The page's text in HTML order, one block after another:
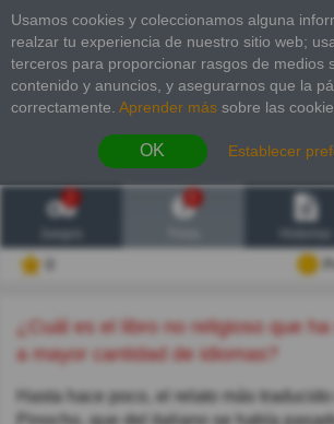
Usamos cookies y coleccionamos alguna
realzar tu experiencia de nuestro sitio web;
terceros para proporcionar rasgos de medios
contenido y anuncios, y asegurarnos que la
correctamente. Aprender más sobre las
OK Establecer
2
¿Cuál es el libro no religioso que ha sido traducido
a mayor cantidad de idiomas?
Hasta hace poco, el relato más
Pinocho, que del italiano se había